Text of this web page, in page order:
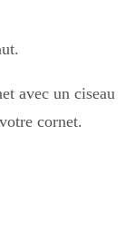
avec un ciseau
cornet.